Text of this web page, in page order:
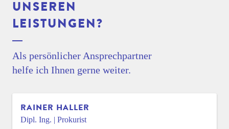
UNSEREN
LEISTUNGEN?
Als persönlicher Ansprechpartner
helfe ich Ihnen gerne weiter.
RAINER HALLER
Dipl. Ing. | Prokurist